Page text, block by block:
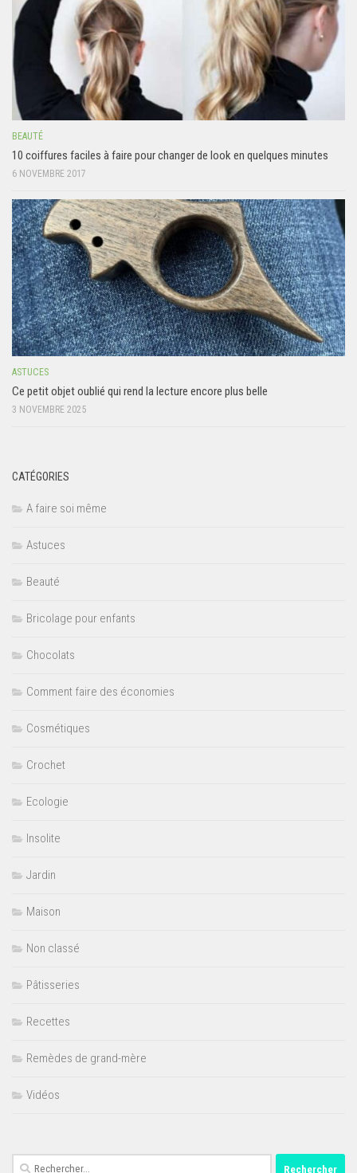
BEAUTÉ
10 coiffures faciles à faire pour changer de look en quelques minutes
6 NOVEMBRE 2017
ASTUCES
Ce petit objet oublié qui rend la lecture encore plus belle
3 NOVEMBRE 2025
CATÉGORIES
A faire soi même
Astuces
Beauté
Bricolage pour enfants
Chocolats
Comment faire des économies
Cosmétiques
Crochet
Ecologie
Insolite
Jardin
Maison
Non classé
Pâtisseries
Recettes
Remèdes de grand-mère
Vidéos
Rechercher :